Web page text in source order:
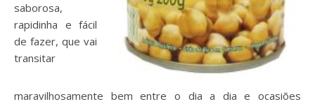
saborosa,
rapidinha e fácil
de fazer, que vai
transitar
maravilhosamente bem entre o dia a dia e ocasiões